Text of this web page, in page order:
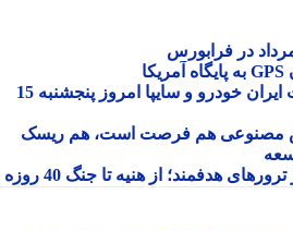
تغییر تند قیمت محصولات ایران خودرو و سایپا امروز پنجشنبه 15
هم فرصت است، هم ریسک
از هنیه تا جنگ 40 روزه